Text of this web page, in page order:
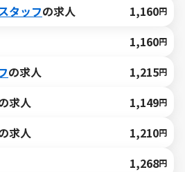
タッフの求人 1,160円
1,160円
の求人 1,215円
求人 1,149円
求人 1,210円
1,268円